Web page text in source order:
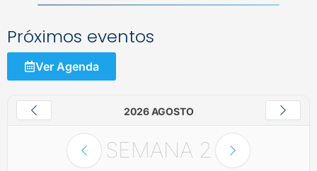
Próximos eventos
Ver Agenda
2026 AGOSTO
SEMANA 2